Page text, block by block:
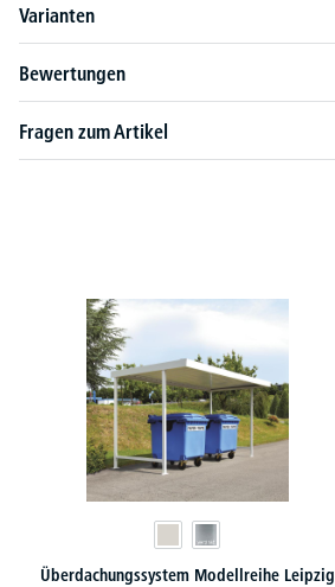
Varianten
Bewertungen
Fragen zum Artikel
Überdachungssystem Modellreihe Leipzig